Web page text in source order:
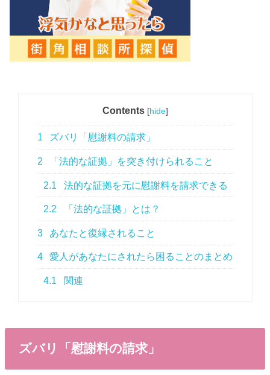
Contents [hide]
1 ズバリ「慰謝料の請求」
2 「法的な証拠」を突き付けられること
2.1 法的な証拠を元に慰謝料を請求できる
2.2 「法的な証拠」とは？
3 あなたと復縁されること
4 愛人があなたにされたら困ることのまとめ
4.1 関連
ズバリ「慰謝料の請求」